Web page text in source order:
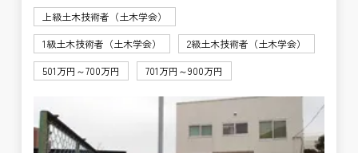
上級土木技術者（土木学会）
1級土木技術者（土木学会）
2級土木技術者（土木学会）
501万円～700万円
701万円～900万円